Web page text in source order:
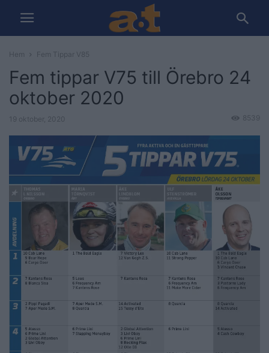
Hem Fem Tippar V85
Fem tippar V75 till Örebro 24
oktober 2020
19 oktober, 2020 8539